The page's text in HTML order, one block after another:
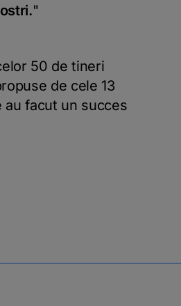
"
50 de tineri
de cele 13
facut un succes